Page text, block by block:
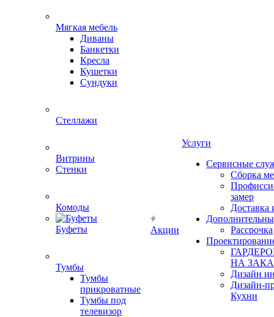
Мягкая мебель
Диваны
Банкетки
Кресла
Кушетки
Сундуки
Стеллажи
Витрины
Стенки
Комоды
Буфеты
Тумбы
Тумбы
прикроватные
Тумбы под
телевизор
Акции
Услуги
Сервисные
Сборка
замер
Доставка
Рассрочка
НА
Дизайн
Дизайн-
Кухни